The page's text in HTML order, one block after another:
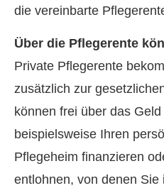
die vereinbarte
Über die Pfle­ge­ren­te
Private Pfle­ge­ren­te
zusätzlich zur
können frei über das
beispielsweise Ihren
Pflegeheim finanzieren
entlohnen, von denen Sie